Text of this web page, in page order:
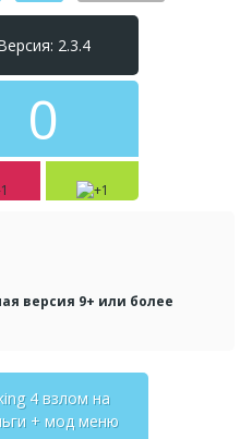
2.3.4
0
версия 9+ или более
4 взлом на
+ мод меню